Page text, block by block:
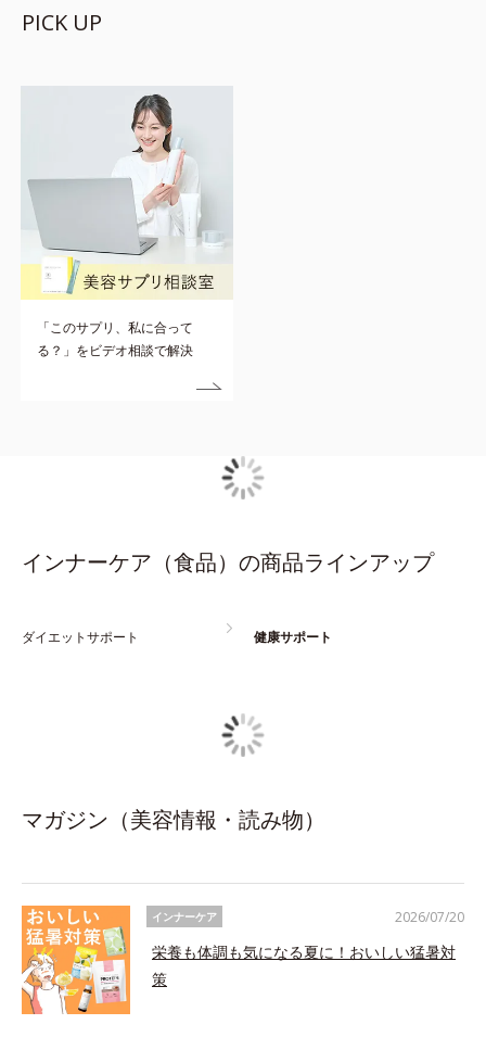
PICK UP
「このサプリ、私に合って
る？」をビデオ相談で解決
インナーケア（食品）の商品ラインアップ
ダイエットサポート 健康サポート
マガジン（美容情報・読み物）
インナーケア
栄養も体調も気になる夏に！おいしい猛暑対
策
2026/07/20